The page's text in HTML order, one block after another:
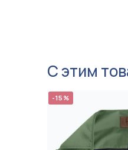
С этим
-15%